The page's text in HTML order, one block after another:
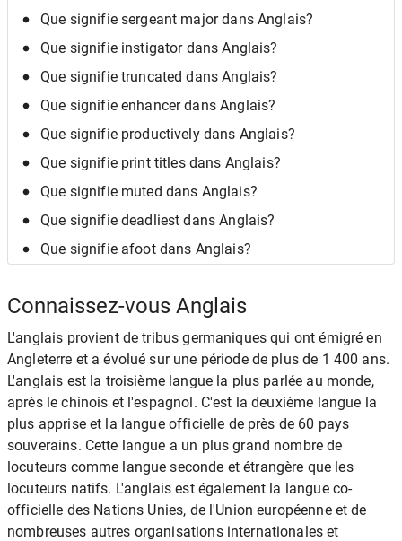
Que signifie sergeant major dans Anglais?
Que signifie instigator dans Anglais?
Que signifie truncated dans Anglais?
Que signifie enhancer dans Anglais?
Que signifie productively dans Anglais?
Que signifie print titles dans Anglais?
Que signifie muted dans Anglais?
Que signifie deadliest dans Anglais?
Que signifie afoot dans Anglais?
Connaissez-vous Anglais
L'anglais provient de tribus germaniques qui ont émigré en
Angleterre et a évolué sur une période de plus de 1 400 ans.
L'anglais est la troisième langue la plus parlée au monde,
après le chinois et l'espagnol. C'est la deuxième langue la
plus apprise et la langue officielle de près de 60 pays
souverains. Cette langue a un plus grand nombre de
locuteurs comme langue seconde et étrangère que les
locuteurs natifs. L'anglais est également la langue co-
officielle des Nations Unies, de l'Union européenne et de
nombreuses autres organisations internationales et